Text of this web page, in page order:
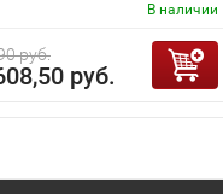
В наличии
руб.
руб.